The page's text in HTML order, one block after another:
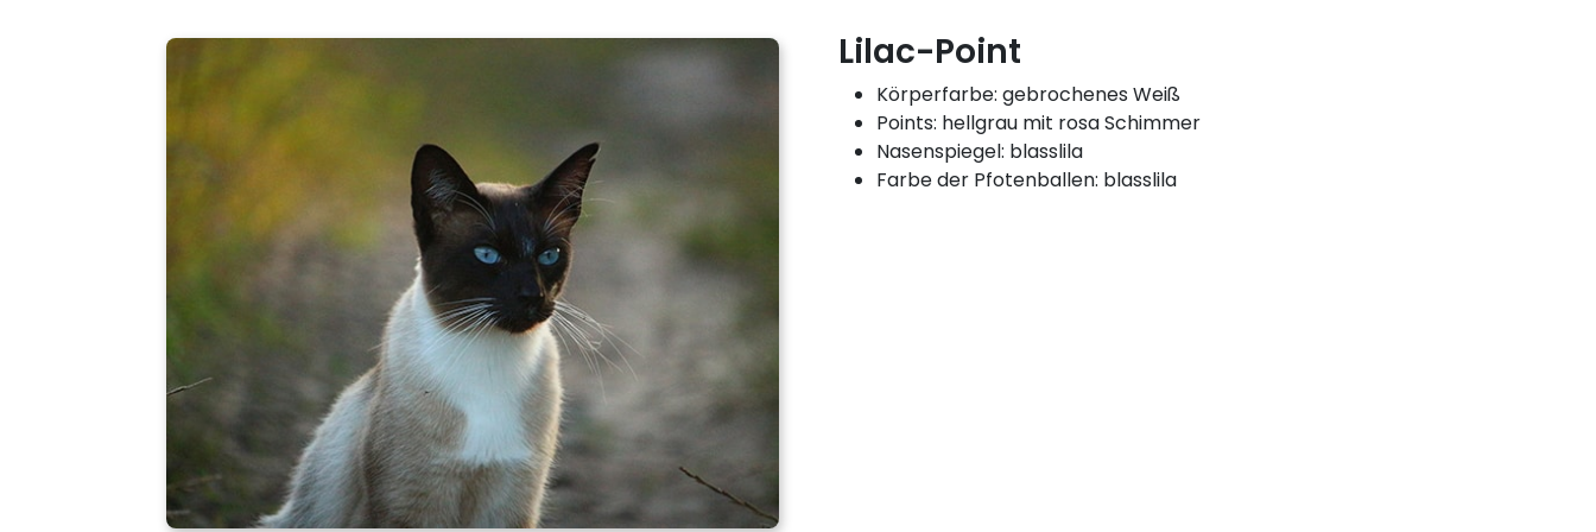
Lilac-Point
Körperfarbe: gebrochenes Weiß
Points: hellgrau mit rosa Schimmer
Nasenspiegel: blasslila
Farbe der Pfotenballen: blasslila